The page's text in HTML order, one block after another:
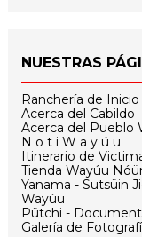
NUESTRAS
Ranchería de Inicio
Acerca del Cabildo
Acerca del Pueblo
N o t i W a y ú u
Itinerario de
Tienda Wayúu
Yanama - Sutsüin
Wayúu
Pütchi -
Galería de